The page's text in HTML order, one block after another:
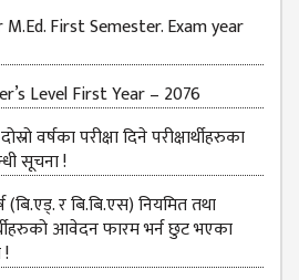
First Semester. Exam year
Level First Year – 2076
वर्षका परीक्षा दिने परीक्षार्थीहरुका
सूचना !
(बि.एड्. र बि.बि.एस) नियमित तथा
आवेदन फारम भर्न छुट भएका
!